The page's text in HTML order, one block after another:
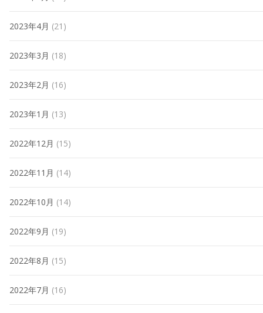
2023年4月 (21)
2023年3月 (18)
2023年2月 (16)
2023年1月 (13)
2022年12月 (15)
2022年11月 (14)
2022年10月 (14)
2022年9月 (19)
2022年8月 (15)
2022年7月 (16)